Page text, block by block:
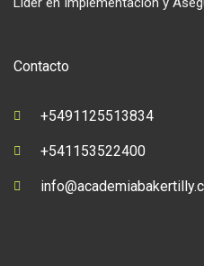
Contacto
+5491125513834
+541153522400